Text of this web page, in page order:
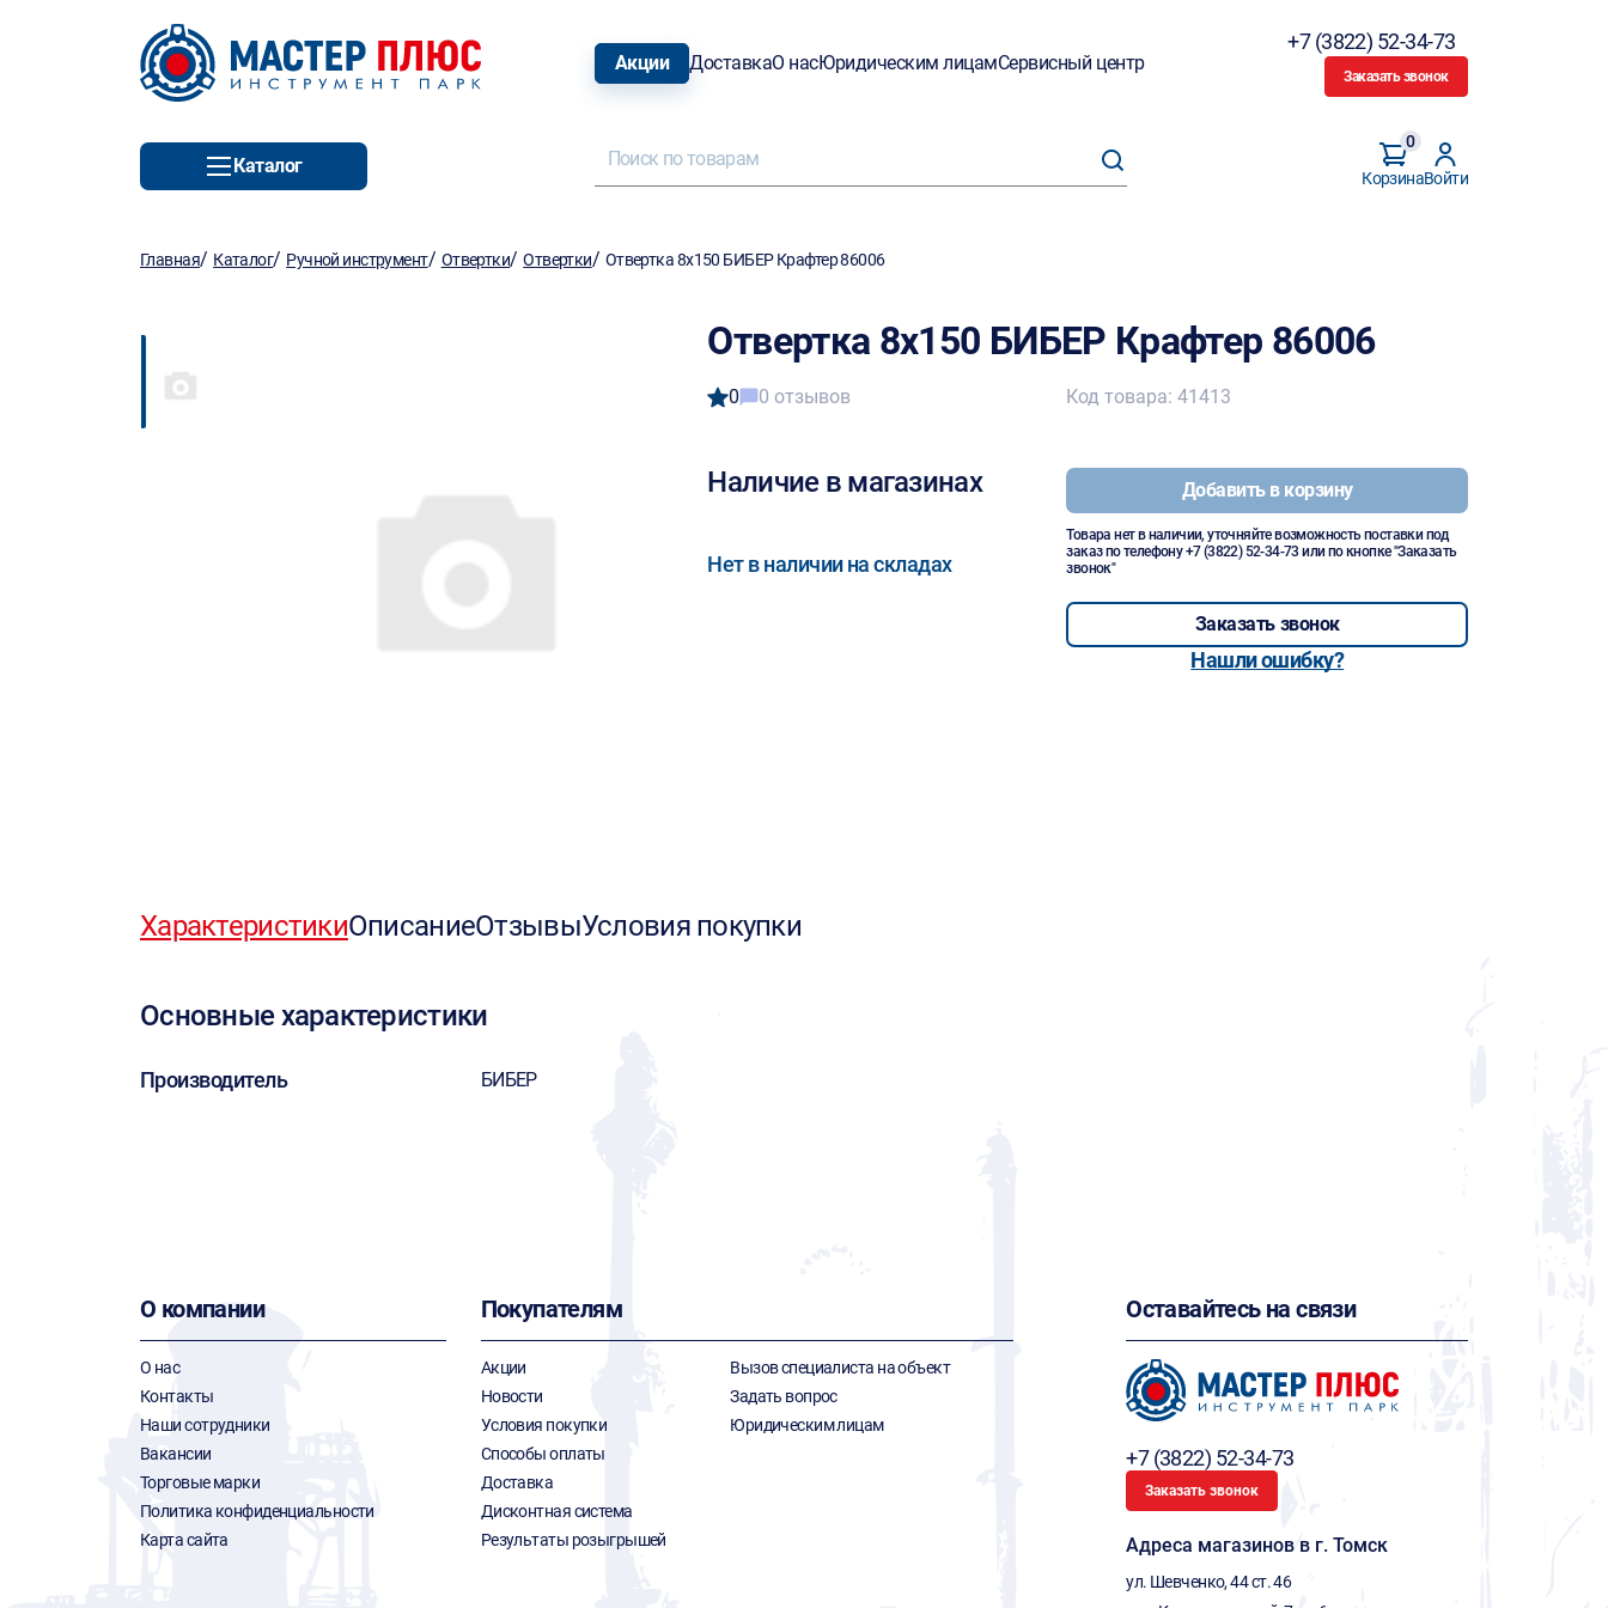
Акции ДоставкаО насЮридическим лицамСервисный центр
+7 (3822) 52-34-73
Заказать звонок
Каталог
Корзина
0
Войти
Главная/ Каталог/ Ручной инструмент/ Отвертки/Отвертки/ Отвертка 8х150 БИБЕР Крафтер 86006
Отвертка 8х150 БИБЕР Крафтер 86006
0 0 отзывов
Наличие в магазинах
Нет в наличии на складах
Код товара: 41413
Добавить в корзину
Товара нет в наличии, уточняйте возможность поставки под
заказ по телефону+7 (3822) 52-34-73 или по кнопке "Заказать
звонок"
Заказать звонок
Нашли ошибку?
ХарактеристикиОписаниеОтзывыУсловия покупки
Основные характеристики
Производитель БИБЕР
О компании
О нас
Контакты
Наши сотрудники
Вакансии
Торговые марки
Политика конфиденциальности
Карта сайта
Покупателям
Акции
Новости
Условия покупки
Способы оплаты
Доставка
Дисконтная система
Результаты розыгрышей
Вызов специалиста на объект
Задать вопрос
Юридическим лицам
Оставайтесь на связи
+7 (3822) 52-34-73
Заказать звонок
Адреса магазинов в г. Томск
ул. Шевченко, 44 ст. 46